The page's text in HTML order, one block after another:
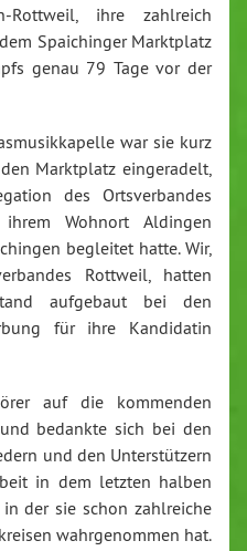
Rottweil, ihre zahlreich
Spaichinger Marktplatz
genau 79 Tage vor der
war sie kurz
Marktplatz eingeradelt,
des Ortsverbandes
Wohnort Aldingen
begleitet hatte. Wir,
Rottweil, hatten
aufgebaut bei den
für ihre Kandidatin
auf die kommenden
bedankte sich bei den
und den Unterstützern
in dem letzten halben
der sie schon zahlreiche
wahrgenommen hat.